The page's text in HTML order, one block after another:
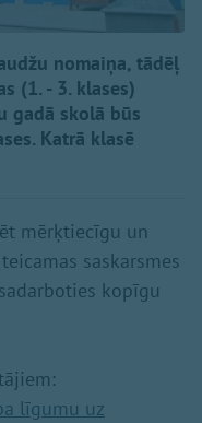
nomaiņa, tādēļ
(1. - 3. klases)
gadā skolā būs
Katrā klasē
mērķtiecīgu un
saskarsmes
kopīgu
līgumu uz